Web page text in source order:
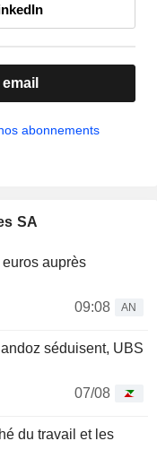
abonnements
SA
auprès
09:08
AN
séduisent, UBS
07/08
du travail et les